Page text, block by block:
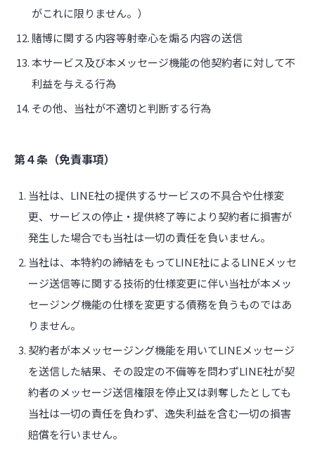
がこれに限りません。）
賭博に関する内容等射幸心を煽る内容の送信
本サービス及び本メッセージ機能の他契約者に対して不
利益を与える行為
その他、当社が不適切と判断する行為
第４条（免責事項）
当社は、LINE社の提供するサービスの不具合や仕様変
更、サービスの停止・提供終了等により契約者に損害が
発生した場合でも当社は一切の責任を負いません。
当社は、本特約の締結をもってLINE社によるLINEメッセ
ージ送信等に関する技術的仕様変更に伴い当社が本メッ
セージング機能の仕様を変更する債務を負うものではあ
りません。
契約者が本メッセージング機能を用いてLINEメッセージ
を送信した結果、その設定の不備等を問わずLINE社が契
約者のメッセージ送信権限を停止又は剥奪したとしても
当社は一切の責任を負わず、逸失利益を含む一切の損害
賠償を行いません。